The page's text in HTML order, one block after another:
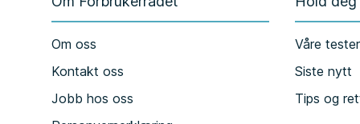
Om oss
Kontakt oss
Jobb hos oss
Våre tester
Siste nytt
Tips og